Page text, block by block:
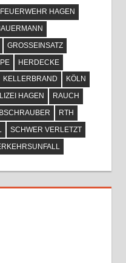
FEUERWEHR HAGEN
GROSSEINSATZ
HERDECKE
KELLERBRAND
KÖLN
HAGEN
RAUCH
RTH
SCHWER VERLETZT